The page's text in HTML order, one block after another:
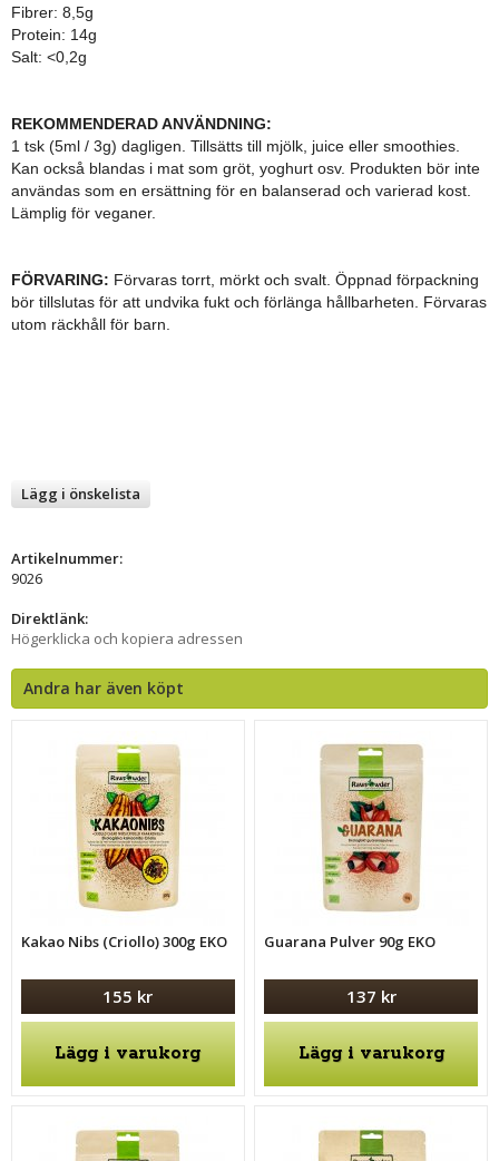
Fibrer: 8,5g
Protein: 14g
Salt: <0,2g
REKOMMENDERAD ANVÄNDNING:
1 tsk (5ml / 3g) dagligen. Tillsätts till mjölk, juice eller smoothies.
Kan också blandas i mat som gröt, yoghurt osv. Produkten bör inte
användas som en ersättning för en balanserad och varierad kost.
Lämplig för veganer.
FÖRVARING: Förvaras torrt, mörkt och svalt. Öppnad förpackning
bör tillslutas för att undvika fukt och förlänga hållbarheten. Förvaras
utom räckhåll för barn.
Lägg i önskelista
Artikelnummer:
9026
Direktlänk:
Högerklicka och kopiera adressen
Andra har även köpt
Kakao Nibs (Criollo) 300g EKO
155 kr
Lägg i varukorg
Guarana Pulver 90g EKO
137 kr
Lägg i varukorg